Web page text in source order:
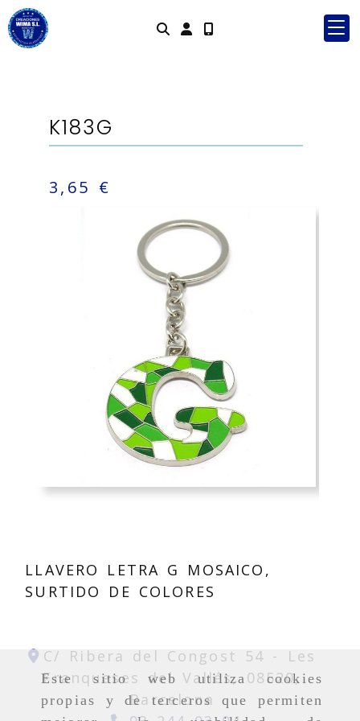
Este sitio web utiliza cookies
propias y de terceros que permiten
Identifícate
K183G
3,65 €
LLAVERO LETRA G MOSAICO,
SURTIDO DE COLORES
C/ Ribera del Congost 54 -
Les
Franqueses del Vallés, 08520,
Barcelona